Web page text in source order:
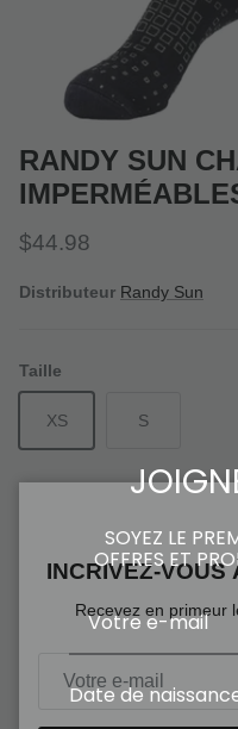
RANDY SUN
Prix habituel
$44.98
Distributeur Randy Sun
Taille
XS S
INCRIVEZ-VOUS
Recevez en primeur
SOYEZ LE
OFFRES ET
Date de